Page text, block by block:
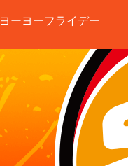
ヨーヨーフライデー